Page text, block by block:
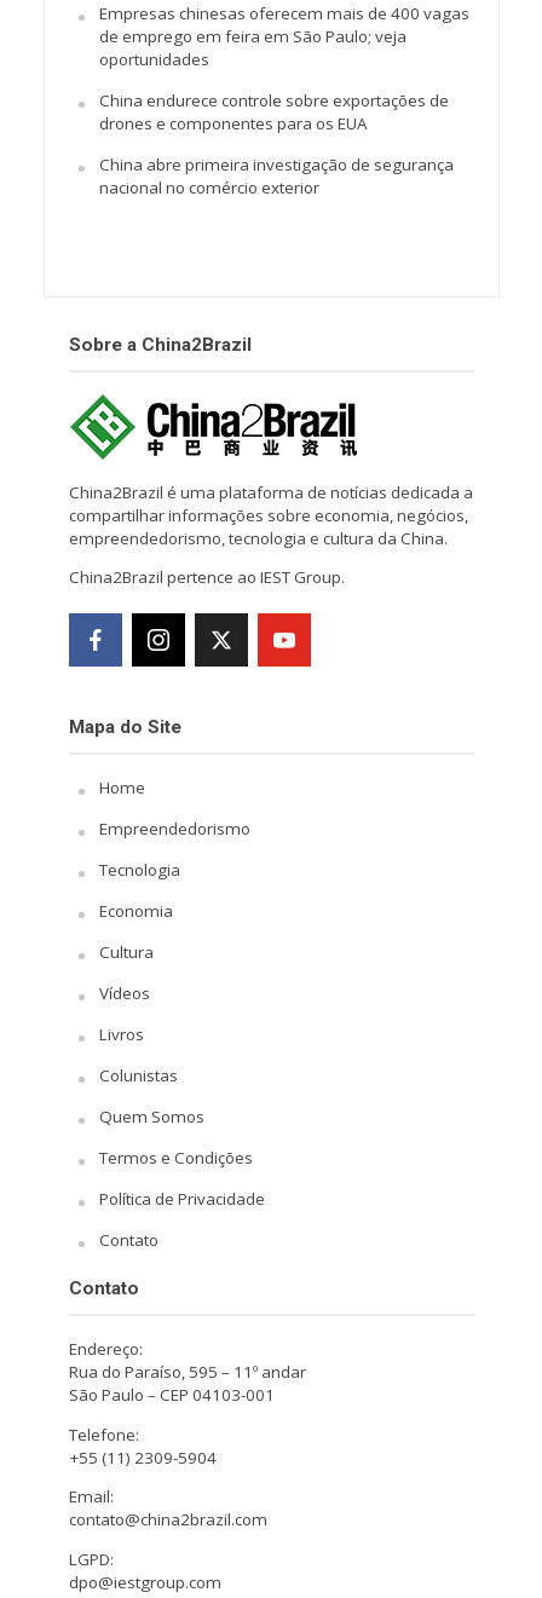
Empresas chinesas oferecem mais de 400 vagas
de emprego em feira em São Paulo; veja
oportunidades
China endurece controle sobre exportações de
drones e componentes para os EUA
China abre primeira investigação de segurança
nacional no comércio exterior
Sobre a China2Brazil
China2Brazil é uma plataforma de notícias dedicada a
compartilhar informações sobre economia, negócios,
empreendedorismo, tecnologia e cultura da China.
China2Brazil pertence ao IEST Group.
Mapa do Site
Home
Empreendedorismo
Tecnologia
Economia
Cultura
Vídeos
Livros
Colunistas
Quem Somos
Termos e Condições
Política de Privacidade
Contato
Contato
Endereço:
Rua do Paraíso, 595 – 11º andar
São Paulo – CEP 04103-001
Telefone:
+55 (11) 2309-5904
Email:
contato@china2brazil.com
LGPD:
dpo@iestgroup.com